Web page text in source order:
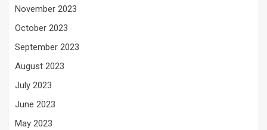
November 2023
October 2023
September 2023
August 2023
July 2023
June 2023
May 2023